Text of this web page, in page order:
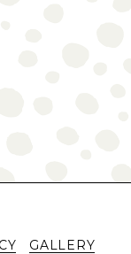
GALLERY